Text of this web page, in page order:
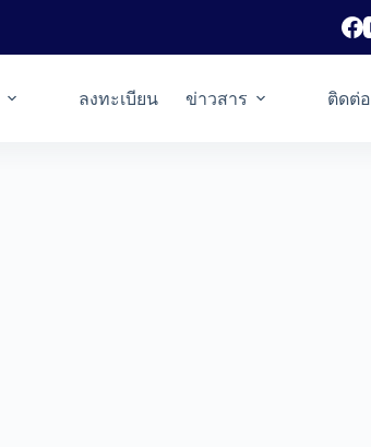
ลงทะเบียน ข่าวสาร ติดต่อ